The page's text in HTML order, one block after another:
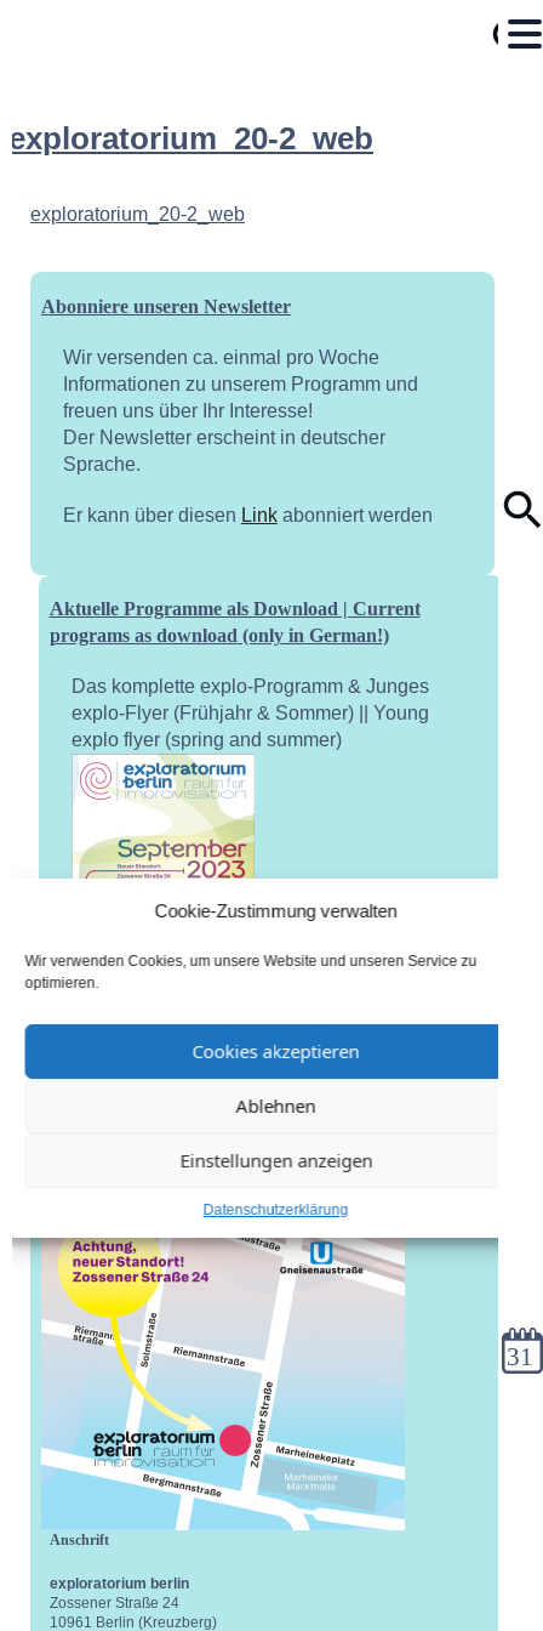
Cookie-Zustimmung verwalten
Wir verwenden Cookies, um unsere Website und unseren Service zu
optimieren.
Cookies akzeptieren
Ablehnen
Einstellungen anzeigen
Datenschutzerklärung
exploratorium_20-2_web
exploratorium_20-2_web
Abonniere unseren Newsletter
Wir versenden ca. einmal pro Woche
Informationen zu unserem Programm und
freuen uns über Ihr Interesse!
Der Newsletter erscheint in deutscher
Sprache.
Er kann über diesen Linkabonniert werden
Aktuelle Programme als Download | Current
programs as download (only in German!)
Das komplette explo-Programm & Junges
explo-Flyer (Frühjahr & Sommer) || Young
explo flyer (spring and summer)
Anschrift
exploratorium berlin
Zossener Straße 24
10961 Berlin (Kreuzberg)